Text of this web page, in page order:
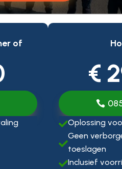
of
€
Oplossing

Geen
toeslagen
Inclusief